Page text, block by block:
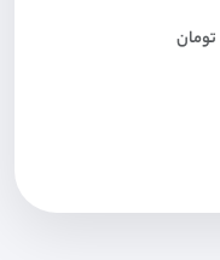
تومان